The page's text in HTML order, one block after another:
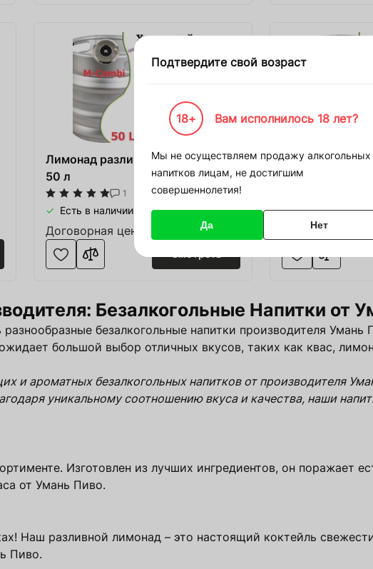
Лимонад разливной Уманский кег
50 л
1
Есть в наличии
Договорная цена
Кола
Уманский кег 50
Есть в наличии
Договорная цена
Безалкогольные Напитки от
безалкогольные напитки производителя
большой выбор отличных вкусов, таких как квас,
и ароматных безалкогольных напитков от производителя
уникальному соотношению вкуса и качества, наши
Изготовлен из лучших ингредиентов, он поражает
от Умань Пиво.
Наш разливной лимонад – это настоящий коктейль
Пиво.
Подтвердите свой возраст
18+ Вам исполнилось 18 лет?
Мы не осуществляем продажу алкогольных
напитков лицам, не достигшим
совершеннолетия!
Да Нет
Товар добавлен в корзину
товары(ов) на сумму 00 000 ₴
Оформить
Зарегистрироваться
Войти
Восстановить
Восстановить пароль
социальных сетей
Google